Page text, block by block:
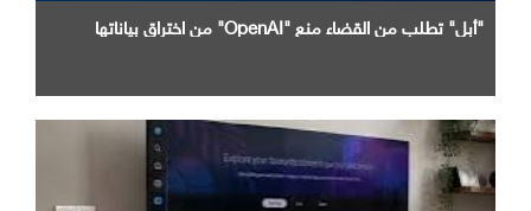
"أبل" تطلب من القضاء منع "OpenAI" من اختراق بياناتها